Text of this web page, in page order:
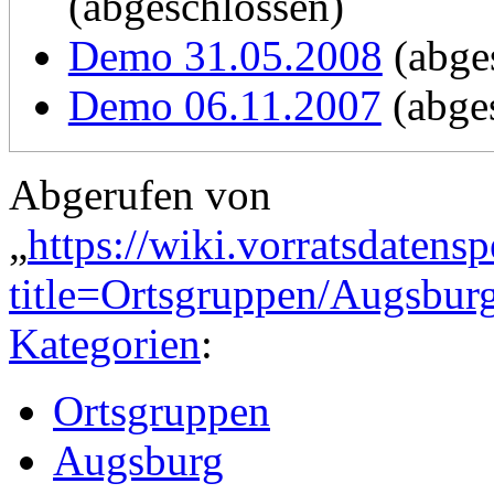
Filmfest ÜberMacht
01.05.09
Aktionstag:
Treffpunkt:
10.04.09
Pressemitteilung
Bilder
Aktionen zum neuen
Versammlungsgesetz
Im Rahmen der
Staatsregierung die
Versammlungsgesetzes.
Einschränkungen der
Demo 31.05.2008
Demo 06.11.2007
Abgerufen von
„https://
title=Ortsgruppen/
Kategorien:
Ortsgruppen
Augsburg